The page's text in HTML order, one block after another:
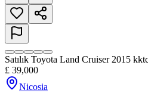
Satılık Toyota Land Cruiser 2015
£ 39,000
Nicosia